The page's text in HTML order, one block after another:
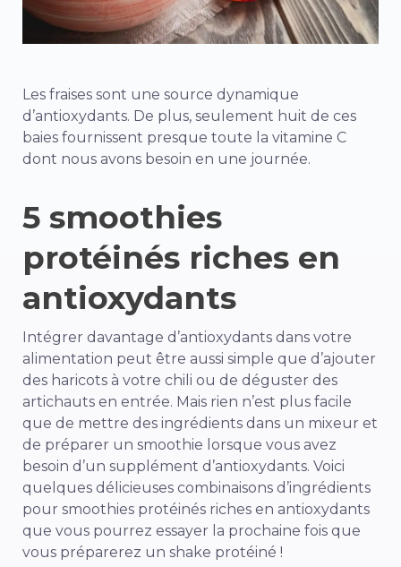
Les fraises sont une source dynamique
d’antioxydants. De plus, seulement huit de ces
baies fournissent presque toute la vitamine C
dont nous avons besoin en une journée.
5 smoothies
protéinés riches en
antioxydants
Intégrer davantage d’antioxydants dans votre
alimentation peut être aussi simple que d’ajouter
des haricots à votre chili ou de déguster des
artichauts en entrée. Mais rien n’est plus facile
que de mettre des ingrédients dans un mixeur et
de préparer un smoothie lorsque vous avez
besoin d’un supplément d’antioxydants. Voici
quelques délicieuses combinaisons d’ingrédients
pour smoothies protéinés riches en antioxydants
que vous pourrez essayer la prochaine fois que
vous préparerez un shake protéiné !